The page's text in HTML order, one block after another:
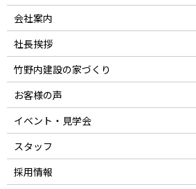
会社案内
社長挨拶
竹野内建設の家づくり
お客様の声
イベント・見学会
スタッフ
採用情報